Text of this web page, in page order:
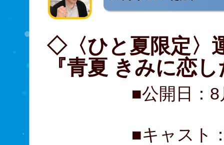
◇〈ひと夏限定〉
『青夏 きみに恋
■公開日：
■キャスト